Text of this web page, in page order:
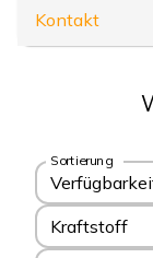
Kontakt
Sortierung
Kraftstoff